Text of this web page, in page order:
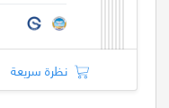
نظرة سريعة